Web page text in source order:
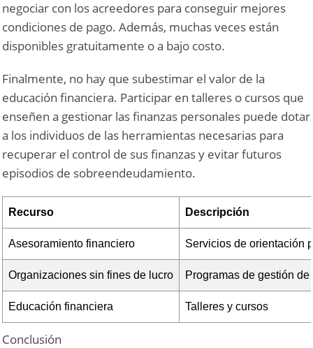
negociar con los acreedores para conseguir mejores
condiciones de pago. Además, muchas veces están
disponibles gratuitamente o a bajo costo.
Finalmente, no hay que subestimar el valor de la
educación financiera. Participar en talleres o cursos que
enseñen a gestionar las finanzas personales puede dotar
a los individuos de las herramientas necesarias para
recuperar el control de sus finanzas y evitar futuros
episodios de sobreendeudamiento.
Recurso Descripción
Asesoramiento financiero Servicios de orientación
Organizaciones sin fines de lucro Programas de gestión de
Educación financiera Talleres y cursos
Conclusión